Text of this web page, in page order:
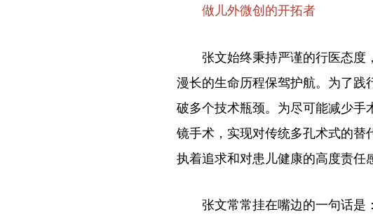
做儿外微创的开拓者
张文始终秉持严谨的行医态度
漫长的生命历程保驾护航。为了
破多个技术瓶颈。为尽可能减少
镜手术，实现对传统多孔术式的
执着追求和对患儿健康的高度责任
张文常常挂在嘴边的一句话是